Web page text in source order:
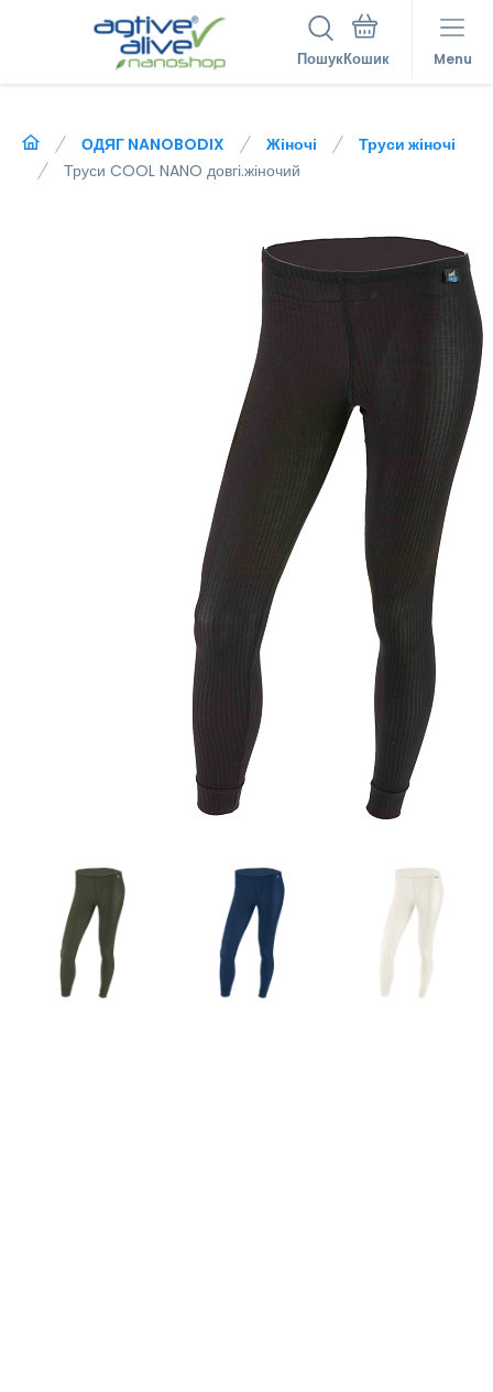
Пошук Menu
ОДЯГ NANOBODIX Жіночі
Труси жіночі
Труси COOL NANO довгі.жіночий